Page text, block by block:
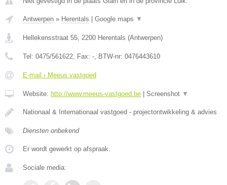
Antwerpen » Herentals Google maps ▼
Hellekensstraat 55, 2200 Herentals (Antwerpen)
Tel: 0475/561622, Fax: -, BTW-nr: 0476443610
E-mail › Meeus vastgoed
Website: http://www.meeus-vastgoed.be Screenshot ▼
Nationaal & Internationaal vastgoed - projectontwikkeling & advies
Diensten onbekend
Er wordt gewerkt op afspraak.
Sociale media: